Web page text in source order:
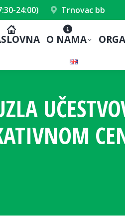
24:00) Trnovac bb
O NAMA